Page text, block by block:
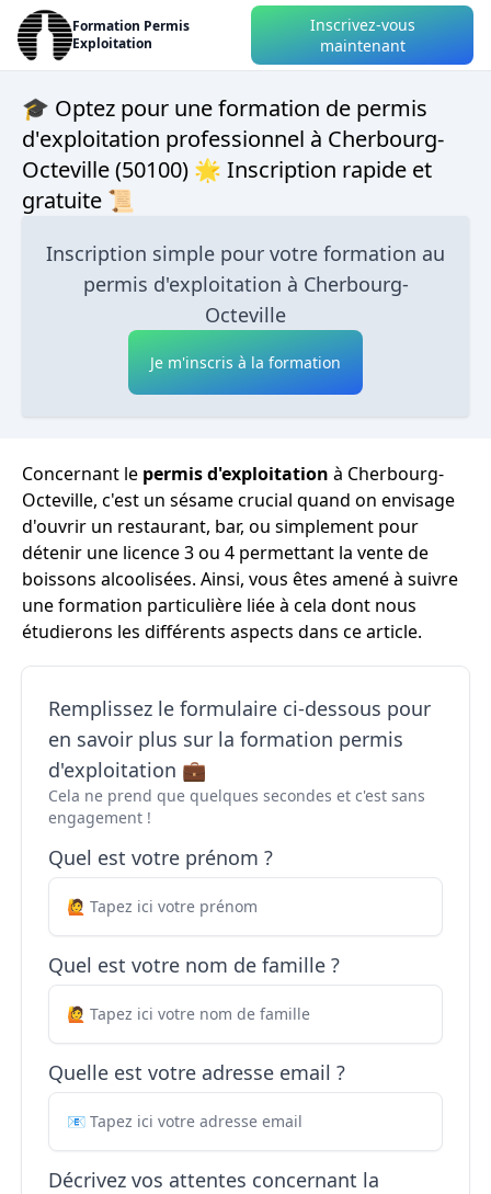
Formation Permis
Exploitation
Inscrivez-vous
maintenant
🎓 Optez pour une formation de permis
d'exploitation professionnel à Cherbourg-
Octeville (50100) 🌟 Inscription rapide et
gratuite 📜
Inscription simple pour votre formation au
permis d'exploitation à Cherbourg-
Octeville
Je m'inscris à la formation
Concernant le permis d'exploitation à Cherbourg-
Octeville, c'est un sésame crucial quand on envisage
d'ouvrir un restaurant, bar, ou simplement pour
détenir une licence 3 ou 4 permettant la vente de
boissons alcoolisées. Ainsi, vous êtes amené à suivre
une formation particulière liée à cela dont nous
étudierons les différents aspects dans ce article.
Remplissez le formulaire ci-dessous pour
en savoir plus sur la formation permis
d'exploitation 💼
Cela ne prend que quelques secondes et c'est sans
engagement !
Quel est votre prénom ?
Quel est votre nom de famille ?
Quelle est votre adresse email ?
Décrivez vos attentes concernant la